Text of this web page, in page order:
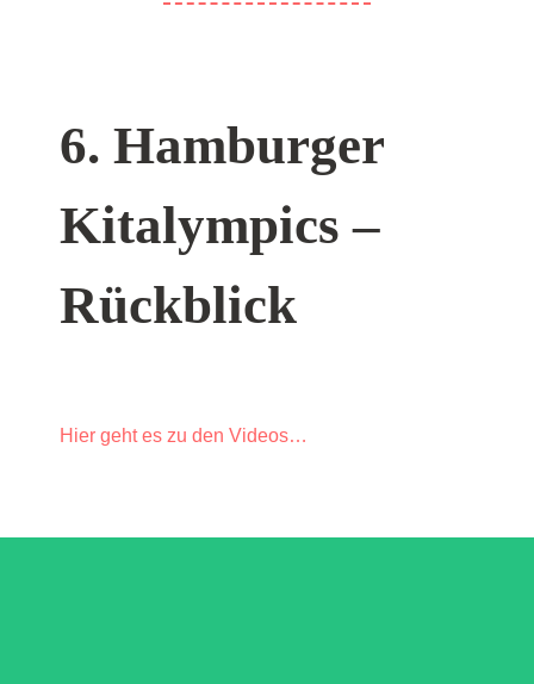
6. Hamburger
Kitalympics –
Rückblick
Hier geht es zu den Videos…